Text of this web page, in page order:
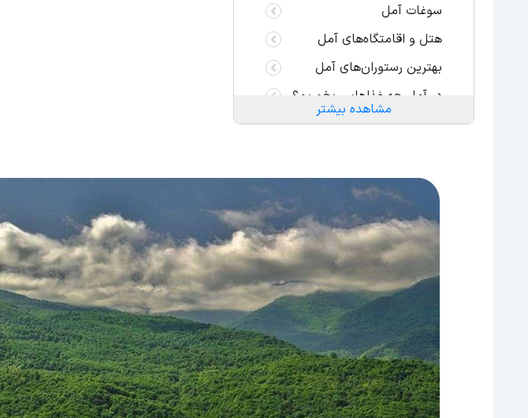
سوغات آمل
هتل و اقامتگاه‌های آمل
بهترین رستوران‌های آمل
در آمل چه غذاهایی بخوریم؟
چگونه به آمل برویم؟
مشاهده بیشتر